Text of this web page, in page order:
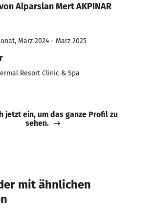
Alparslan Mert AKPINAR
März 2024 - März 2025
Resort Clinic & Spa
jetzt ein, um das ganze Profil zu
sehen.
mit ähnlichen